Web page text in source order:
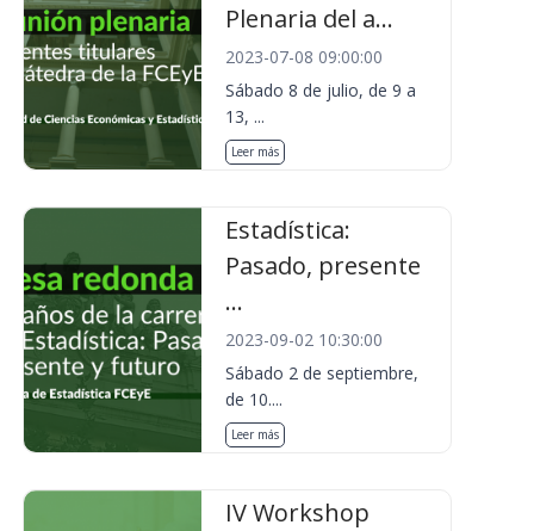
Plenaria del a...
2023-07-08 09:00:00
Sábado 8 de julio, de 9 a
13, ...
Leer más
Estadística:
Pasado, presente
...
2023-09-02 10:30:00
Sábado 2 de septiembre,
de 10....
Leer más
IV Workshop